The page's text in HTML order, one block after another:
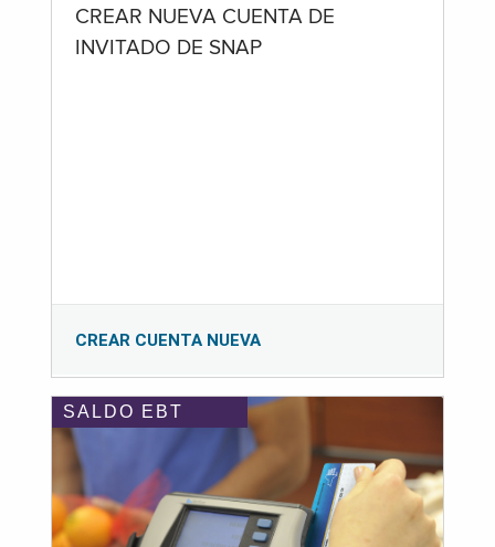
CREAR NUEVA CUENTA DE
INVITADO DE SNAP
CREAR CUENTA NUEVA
SALDO EBT